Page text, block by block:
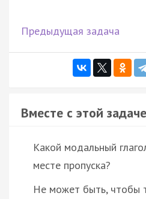
Предыдущая задача
Вместе с этой
Какой модальный
месте пропуска?
He может быть, чтобы